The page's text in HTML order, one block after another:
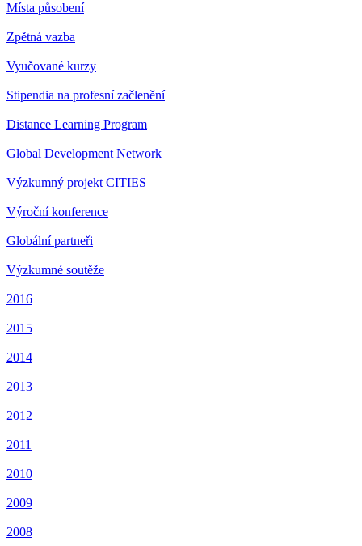
Místa působení
Zpětná vazba
Vyučované kurzy
Stipendia na profesní začlenění
Distance Learning Program
Global Development Network
Výzkumný projekt CITIES
Výroční konference
Globální partneři
Výzkumné soutěže
2016
2015
2014
2013
2012
2011
2010
2009
2008